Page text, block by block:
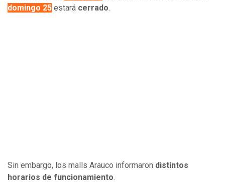
domingo 25 estará cerrado.
Sin embargo, los malls Arauco informaron distintos
horarios de funcionamiento.